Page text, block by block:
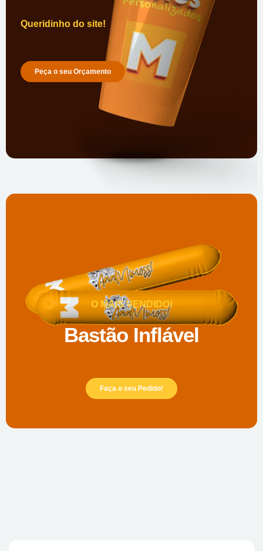
Queridinho do site!
Peça o seu Orçamento
O MAIS VENDIDO!
Bastão Inflável
Faça o seu Pedido!